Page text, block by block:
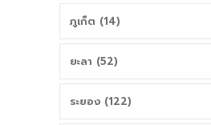
ภูเก็ต (14)
ยะลา (52)
ระยอง (122)